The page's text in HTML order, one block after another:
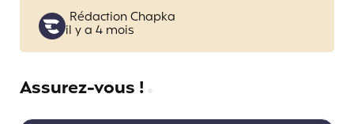
Posted
by
Rédaction Chapka
il y a 4 mois
Assurez-vous !